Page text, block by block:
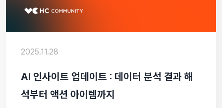
2025.11.28
AI 인사이트 업데이트 : 데이터 분석 결과 해
석부터 액션 아이템까지